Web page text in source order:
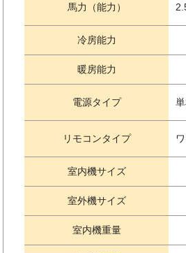
馬力（能力）
冷房能力
暖房能力
電源タイプ
リモコンタイプ
室内機サイズ
室外機サイズ
室内機重量